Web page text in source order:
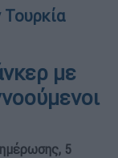
Τουρκία
με
5